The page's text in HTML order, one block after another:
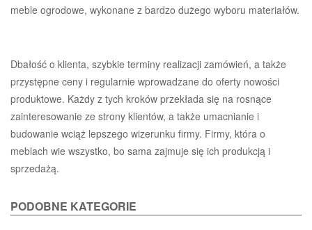
meble ogrodowe, wykonane z bardzo dużego wyboru materiałów.
Dbałość o klienta, szybkie terminy realizacji zamówień, a także
przystępne ceny i regularnie wprowadzane do oferty nowości
produktowe. Każdy z tych kroków przekłada się na rosnące
zainteresowanie ze strony klientów, a także umacnianie i
budowanie wciąż lepszego wizerunku firmy. Firmy, która o
meblach wie wszystko, bo sama zajmuje się ich produkcją i
sprzedażą.
PODOBNE KATEGORIE